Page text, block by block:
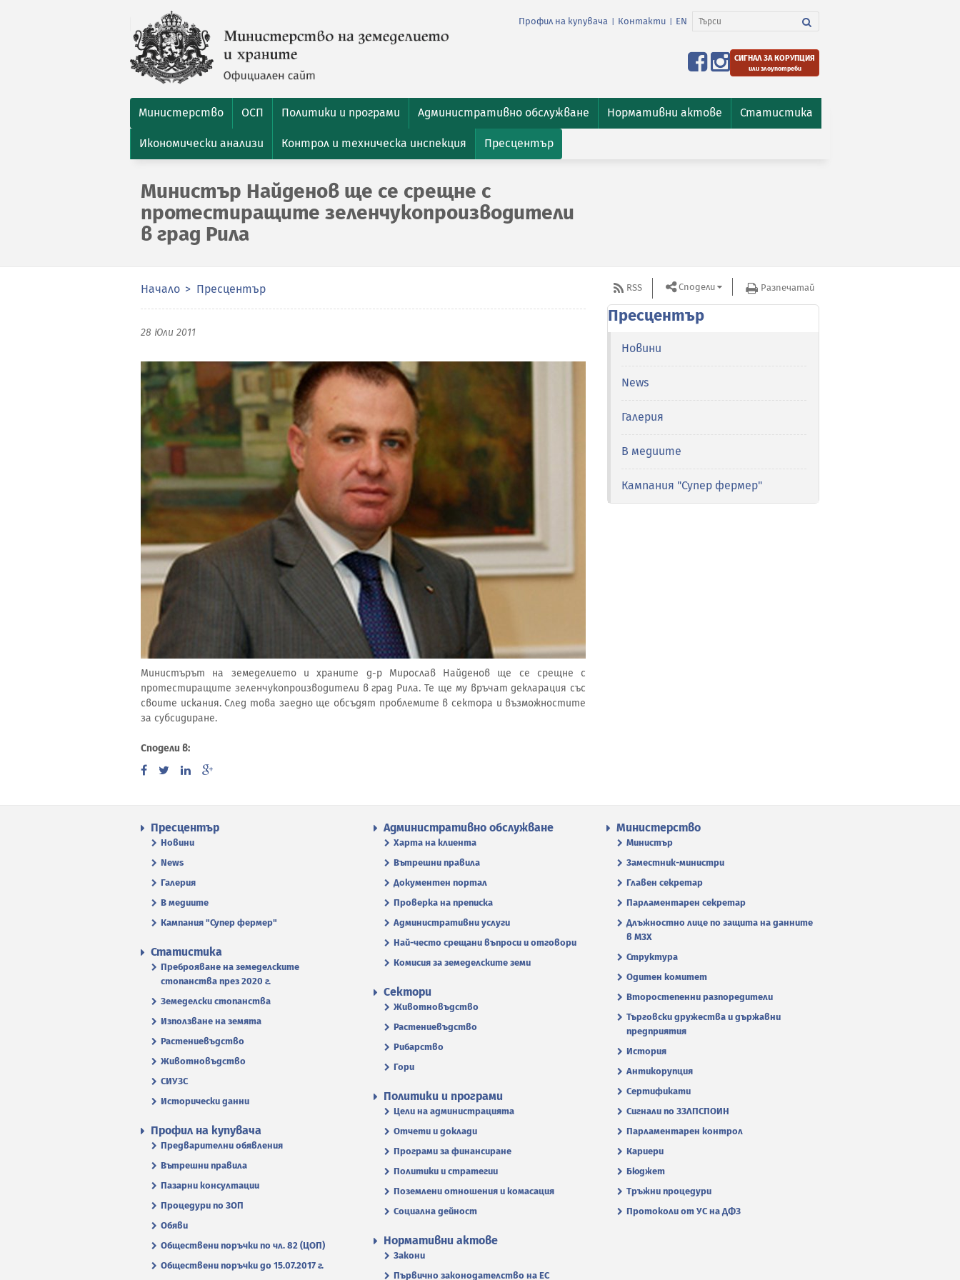
Профил на купувача Контакти EN
СИГНАЛ ЗА КОРУПЦИЯ
или злоупотреби
Министерство ОСП Политики и програми Административно обслужване Нормативни актове Статистика
Икономически анализи Контрол и техническа инспекция Пресцентър
Министър Найденов ще се срещне с
протестиращите зеленчукопроизводители
в град Рила
Начало Пресцентър
28 Юли 2011
Министърът на земеделието и храните д-р Мирослав Найденов ще се срещне с
протестиращите зеленчукопроизводители в град Рила. Те ще му връчат декларация със
своите искания. След това заедно ще обсъдят проблемите в сектора и възможностите
за субсидиране.
Сподели в:
RSS Сподели Разпечатай
Пресцентър
Новини
News
Галерия
В медиите
Кампания "Супер фермер"
Пресцентър
Новини
News
Галерия
В медиите
Кампания "Супер фермер"
Административно обслужване
Харта на клиента
Вътрешни правила
Документен портал
Проверка на преписка
Административни услуги
Най-често срещани въпроси и отговори
Комисия за земеделските земи
Министерство
Министър
Заместник-министри
Главен секретар
Парламентарен секретар
Длъжностно лице по защита на данните
в МЗХ
Структура
Одитен комитет
Второстепенни разпоредители
Търговски дружества и държавни
предприятия
История
Антикорупция
Сертификати
Сигнали по ЗЗЛПСПОИН
Парламентарен контрол
Кариери
Бюджет
Тръжни процедури
Протоколи от УС на ДФЗ
Статистика
Преброяване на земеделските
стопанства през 2020 г.
Земеделски стопанства
Използване на земята
Растениевъдство
Животновъдство
СИУЗС
Исторически данни
Сектори
Животновъдство
Растениевъдство
Рибарство
Гори
Политики и програми
Цели на администрацията
Отчети и доклади
Програми за финансиране
Политики и стратегии
Поземлени отношения и комасация
Социална дейност
Профил на купувача
Предварителни обявления
Вътрешни правила
Пазарни консултации
Процедури по ЗОП
Обяви
Обществени поръчки по чл. 82 (ЦОП)
Обществени поръчки до 15.07.2017 г.
Нормативни актове
Закони
Първично законодателство на ЕС